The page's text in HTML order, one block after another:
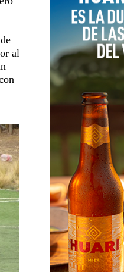
al